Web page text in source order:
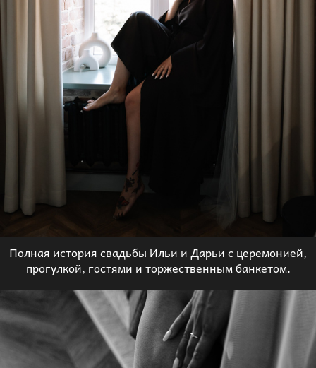
Полная история свадьбы Ильи и Дарьи с церемонией,
прогулкой, гостями и торжественным банкетом.